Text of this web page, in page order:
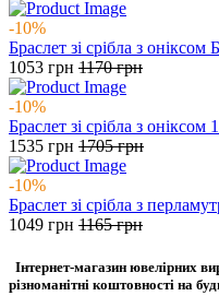
-10%
Браслет зі срібла з
1053 грн 1170грн
-10%
Браслет зі срібла з оніксом
1535 грн 1705грн
-10%
Браслет зі срібла з
1049 грн 1165грн
Інтернет-магазин ювелірних
різноманітні коштовності на